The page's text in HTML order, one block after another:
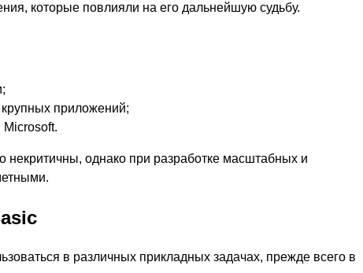
которые повлияли на его дальнейшую судьбу.
крупных приложений;
Microsoft.
некритичны, однако при разработке масштабных и
в различных прикладных задачах, прежде всего в